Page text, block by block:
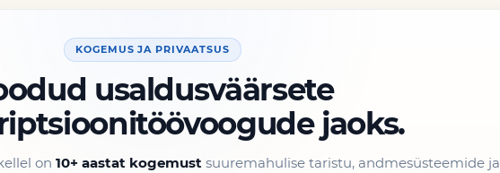
KOGEMUS JA PRIVAATSUS
usaldusväärsete
jaoks.
on 10+ aastat kogemustsuuremahulise taristu, andmesüsteemide ja